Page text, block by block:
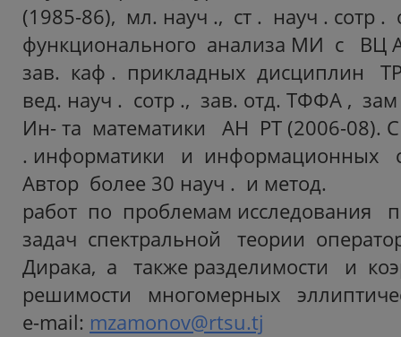
(1985-86), мл. науч ., ст . науч . сотр .
функционального анализа МИ с ВЦ
зав. каф . прикладных дисциплин
вед. науч . сотр ., зав. отд. ТФФА ,
Ин- та математики АН РТ (2006-08).
. информатики и информационных
Автор более 30 науч . и метод.
работ по проблемам исследования
задач спектральной теории
Дирака, а также разделимости и
решимости многомерных
e-mail: mzamonov@rtsu.tj